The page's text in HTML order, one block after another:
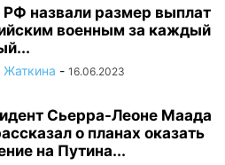
назвали размер выплат
военным за каждый
- 16.06.2023
Сьерра-Леоне Маада
о планах оказать
на Путина...